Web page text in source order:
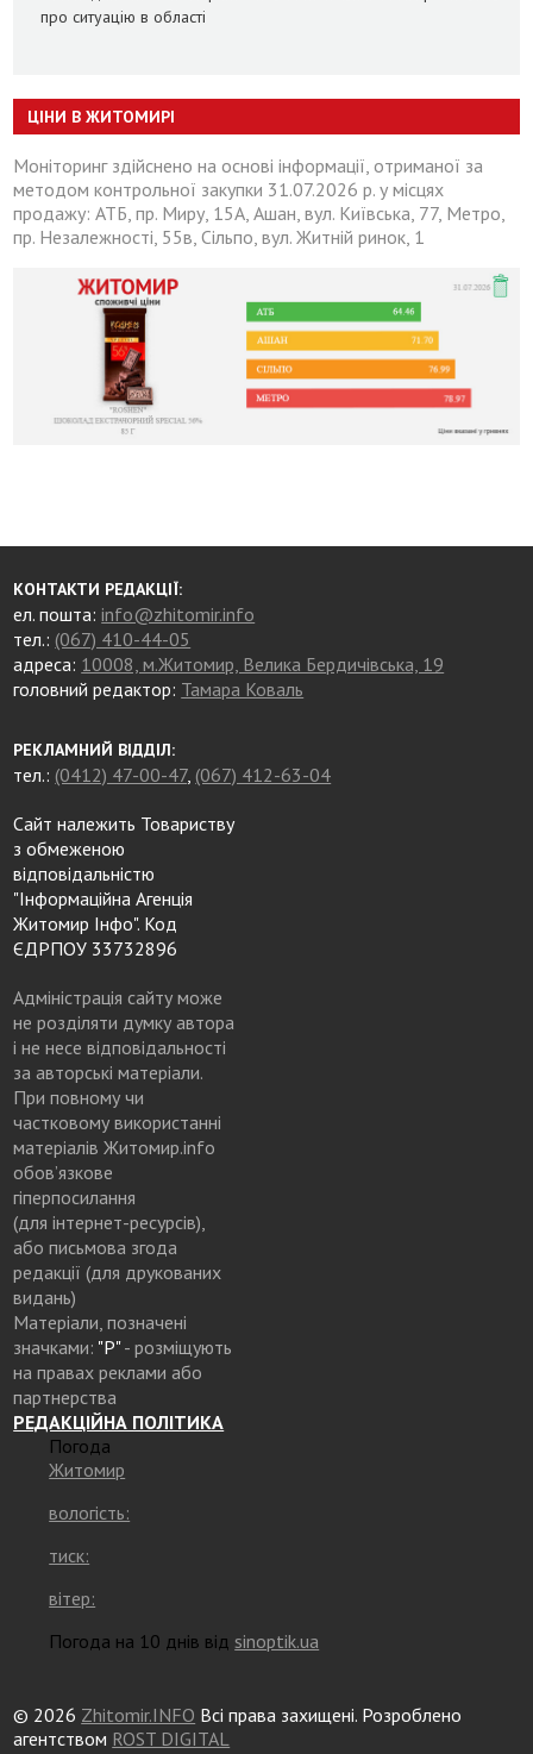
про ситуацію в області
ЦІНИ В ЖИТОМИРІ
Моніторинг здійснено на основі інформації, отриманої за
методом контрольної закупки 31.07.2026 р. у місцях
продажу: АТБ, пр. Миру, 15А, Ашан, вул. Київська, 77, Метро,
пр. Незалежності, 55в, Сільпо, вул. Житній ринок, 1
КОНТАКТИ РЕДАКЦІЇ:
ел. пошта:info@zhitomir.info
тел.: (067) 410-44-05
адреса: 10008, м.Житомир, Велика Бердичівська, 19
головний редактор: Тамара Коваль
РЕКЛАМНИЙ ВІДДІЛ:
тел.: (0412) 47-00-47, (067) 412-63-04
Сайт належить Товариству
з обмеженою
відповідальністю
"Інформаційна Агенція
Житомир Інфо". Код
ЄДРПОУ 33732896
Адміністрація сайту може
не розділяти думку автора
і не несе відповідальності
за авторські матеріали.
При повному чи
частковому використанні
матеріалів Житомир.info
обов’язкове
гіперпосилання
(для інтернет-ресурсів),
або письмова згода
редакції (для друкованих
видань)
Матеріали, позначені
значками: "Р"- розміщують
на правах реклами або
партнерства
РЕДАКЦІЙНА ПОЛІТИКА
Погода
Житомир
вологість:
тиск:
вітер:
Погода на 10 днів від sinoptik.ua
© 2026 Zhitomir.INFO Всі права захищені. Розроблено
агентством ROST DIGITAL